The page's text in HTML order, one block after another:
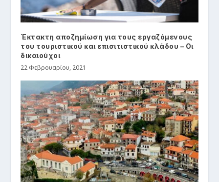
Έκτακτη αποζημίωση για τους εργαζόμενους
του τουριστικού και επισιτιστικού κλάδου – Οι
δικαιούχοι
22 Φεβρουαρίου, 2021